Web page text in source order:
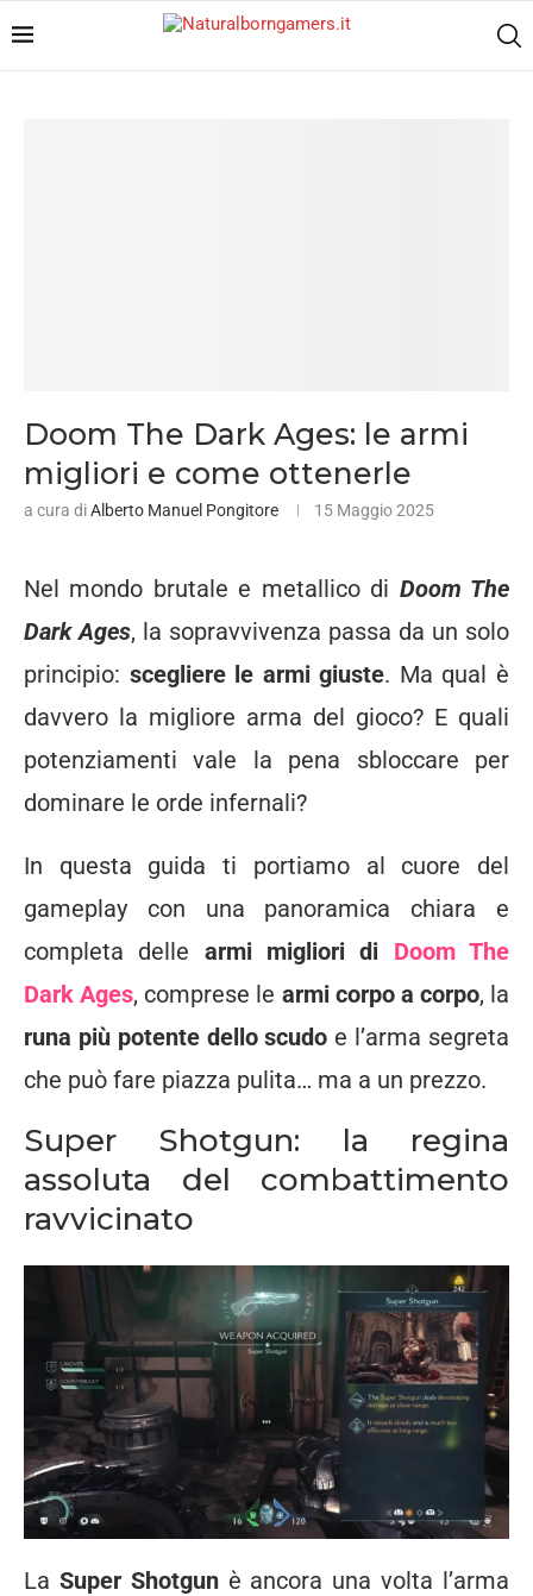
Doom The Dark Ages: le armi
migliori e come ottenerle
a cura diAlberto Manuel Pongitore 15 Maggio 2025
Nel mondo brutale e metallico di Doom The
DarkAges, la sopravvivenza passa da un solo
principio: scegliere le armigiuste. Ma qual è
davvero
la migliore arma del gioco? E quali
potenziamentivale la pena sbloccare per
dominare le orde infernali?
In questa guidati portiamo al cuore del
gameplay con una panoramica chiara e
completa delle armi miglioridi DoomThe
DarkAges, comprese le armi corpo a corpo, la
runa più potente delloscudo e l’arma segreta
che può fare piazza pulita… ma a un prezzo.
Super Shotgun: la regina
assoluta del combattimento
ravvicinato
La Super Shotgun è ancora unavolta l’arma